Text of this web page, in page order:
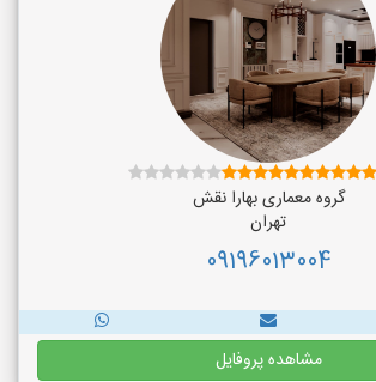
گروه معماری بهارا نقش
تهران
09196013004
مشاهده پروفایل